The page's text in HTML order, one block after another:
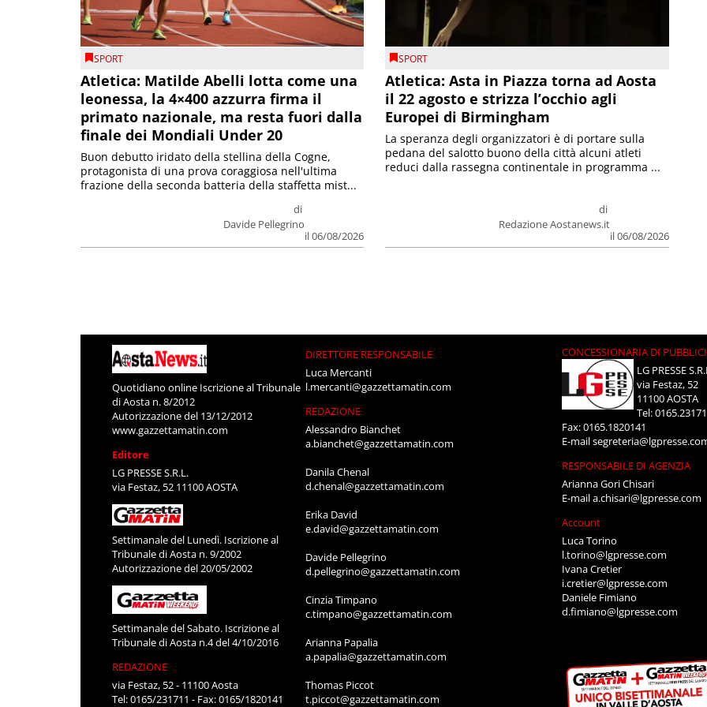
SPORT
Atletica: Matilde Abelli lotta come una
leonessa, la 4×400 azzurra firma il
primato nazionale, ma resta fuori dalla
finale dei Mondiali Under 20
di
Davide Pellegrino
il 06/08/2026
Buon debutto iridato della stellina della Cogne,
protagonista di una prova coraggiosa nell'ultima
frazione della seconda batteria della staffetta mist...
SPORT
Atletica: Asta in Piazza torna ad Aosta
il 22 agosto e strizza l’occhio agli
Europei di Birmingham
di
Redazione Aostanews.it
il 06/08/2026
La speranza degli organizzatori è di portare sulla
pedana del salotto buono della città alcuni atleti
reduci dalla rassegna continentale in programma ...
Quotidiano online Iscrizione al Tribunale
di Aosta n. 8/2012
Autorizzazione del 13/12/2012
www.gazzettamatin.com
Editore
LG PRESSE S.R.L.
via Festaz, 52 11100 AOSTA
Settimanale del Lunedì. Iscrizione al
Tribunale di Aosta n. 9/2002
Autorizzazione del 20/05/2002
Settimanale del Sabato. Iscrizione al
Tribunale di Aosta n.4 del 4/10/2016
REDAZIONE
via Festaz, 52 - 11100 Aosta
Tel: 0165/231711 - Fax: 0165/1820141
DIRETTORE RESPONSABILE
Luca Mercanti
l.mercanti@gazzettamatin.com
REDAZIONE
Alessandro Bianchet
a.bianchet@gazzettamatin.com
Danila Chenal
d.chenal@gazzettamatin.com
Erika David
e.david@gazzettamatin.com
Davide Pellegrino
d.pellegrino@gazzettamatin.com
Cinzia Timpano
c.timpano@gazzettamatin.com
Arianna Papalia
a.papalia@gazzettamatin.com
Thomas Piccot
t.piccot@gazzettamatin.com
CONCESSIONARIA DI
LG PRESSE
via Festaz, 52
11100 AOSTA
Tel:
Fax: 0165.1820141
E-mail
RESPONSABILE DI AGENZIA
Arianna Gori Chisari
E-maila.chisari@lgpresse.com
Account
Luca Torino
l.torino@lgpresse.com
Ivana Cretier
i.cretier@lgpresse.com
Daniele Fimiano
d.fimiano@lgpresse.com